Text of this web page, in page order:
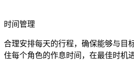
时间管理
合理安排每天的行程，确保能够与目
住每个角色的作息时间，在最佳时机